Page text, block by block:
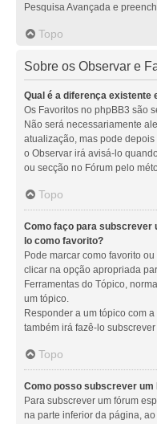
Pesquisa Avançada e
Topo
Sobre os Observar e
Qual é a diferença existente
Os Favoritos no phpBB3 são
Não será necessariamente
atualização, mas pode
o Observar irá avisá-lo
ou secção no Fórum pelo
Topo
Como faço para subscrever
lo como favorito?
Pode marcar como favorito
clicar na opção apropriada
Ferramentas do Tópico,
um tópico.
Responder a um tópico com
também irá fazê-lo
Topo
Como posso subscrever um
Para subscrever um fórum
na parte inferior da página,